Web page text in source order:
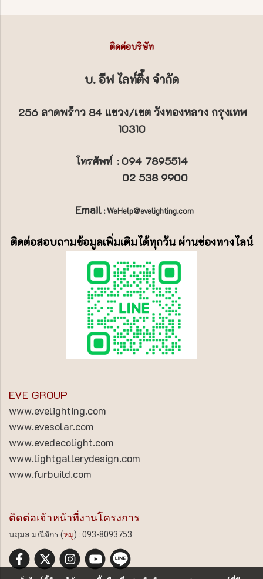
ติดต่อบริษัท
บ. อีฟ ไลท์ติ้ง จำกัด
256 ลาดพร้าว 84 แขวง/เขต วังทองหลาง กรุงเทพ
10310
โทรศัพท์: 094 7895514
02 538 9900
Email: WeHelp@evelighting.com
ติดต่อสอบถามข้อมูลเพิ่มเติมได้ทุกวัน ผ่านช่องทางไลน์
EVE GROUP
www.evelighting.com
www.evesolar.com
www.evedecolight.com
www.lightgallerydesign.com
www.furbuild.com
ติดต่อเจ้าหน้าที่งานโครงการ
นฤมล มณีจักร (หมู) : 093-8093753